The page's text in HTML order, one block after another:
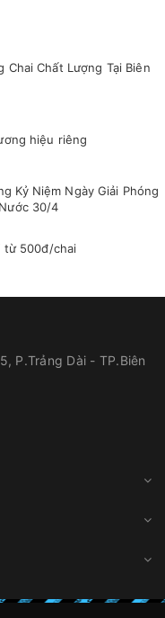
Chai Chất Lượng Tại Biên
hiệu riêng
Kỷ Niệm Ngày Giải Phóng
30/4
từ 500đ/chai
P.Trảng Dài - TP.Biên